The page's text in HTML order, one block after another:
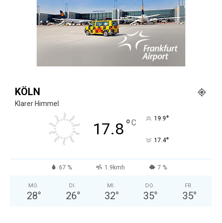
KÖLN
Klarer Himmel
17.8°C 19.9°
17.4°
67 % 1.9kmh 7 %
MO.
28°
DI.
26°
MI.
32°
DO.
35°
FR.
35°